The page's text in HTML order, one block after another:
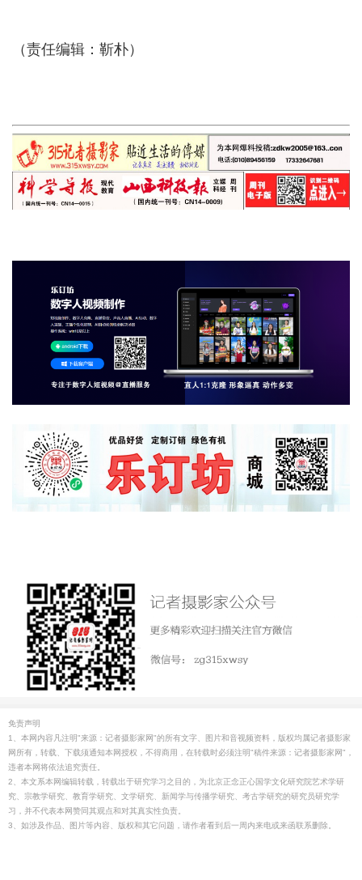
（责任编辑：靳朴）
免责声明
1、本网内容凡注明"来源：记者摄影家网"的所有文字、图片和音视频资料，版权均属记者摄影家
网所有，转载、下载须通知本网授权，不得商用，在转载时必须注明"稿件来源：记者摄影家网"，
违者本网将依法追究责任。
2、本文系本网编辑转载，转载出于研究学习之目的，为北京正念正心国学文化研究院艺术学研
究、宗教学研究、教育学研究、文学研究、新闻学与传播学研究、考古学研究的研究员研究学
习，并不代表本网赞同其观点和对其真实性负责。
3、如涉及作品、图片等内容、版权和其它问题，请作者看到后一周内来电或来函联系删除。